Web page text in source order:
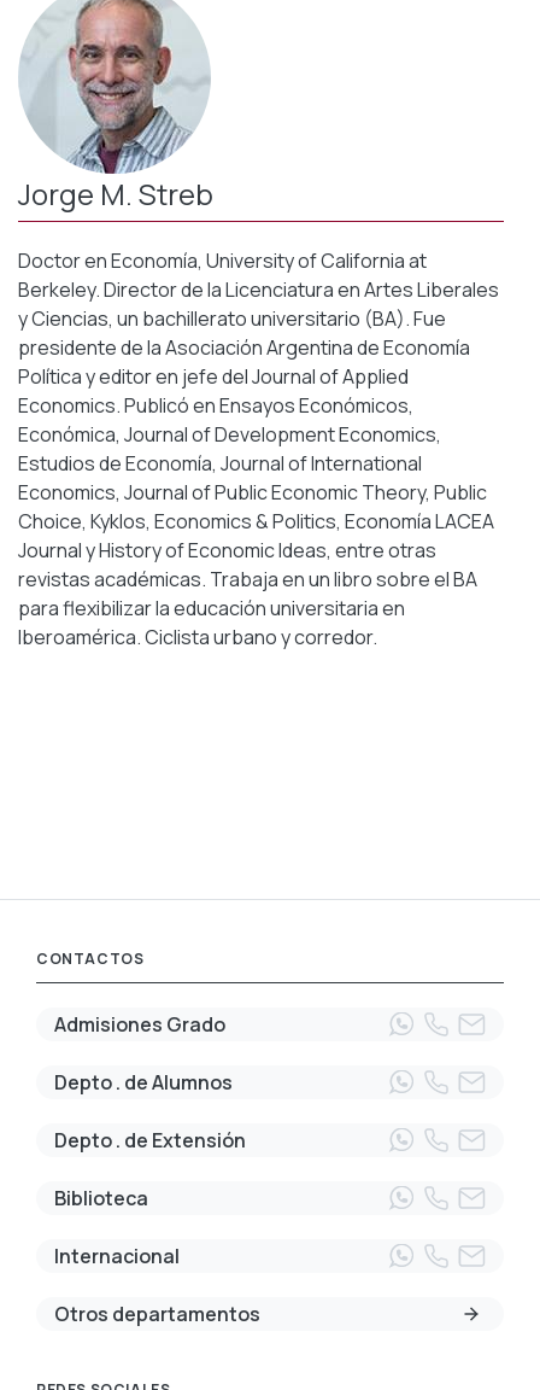
Jorge M. Streb
Doctor en Economía, University of California at
Berkeley. Director de la Licenciatura en Artes Liberales
y Ciencias, un bachillerato universitario (BA). Fue
presidente de la Asociación Argentina de Economía
Política y editor en jefe del Journal of Applied
Economics. Publicó en Ensayos Económicos,
Económica, Journal of Development Economics,
Estudios de Economía, Journal of International
Economics, Journal of Public Economic Theory, Public
Choice, Kyklos, Economics & Politics, Economía LACEA
Journal y History of Economic Ideas, entre otras
revistas académicas. Trabaja en un libro sobre el BA
para flexibilizar la educación universitaria en
Iberoamérica. Ciclista urbano y corredor.
CONTACTOS
Admisiones Grado
Depto . de Alumnos
Depto . de Extensión
Biblioteca
Internacional
Otros departamentos